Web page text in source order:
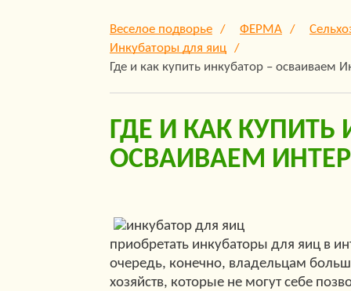
Веселое подворье ФЕРМА
Инкубаторы для яиц
Где и как купить инкубатор – осваиваем
ГДЕ И КАК КУПИТЬ
ОСВАИВАЕМ
приобретать инкубаторы для яиц в
очередь, конечно, владельцам
хозяйств, которые не могут себе